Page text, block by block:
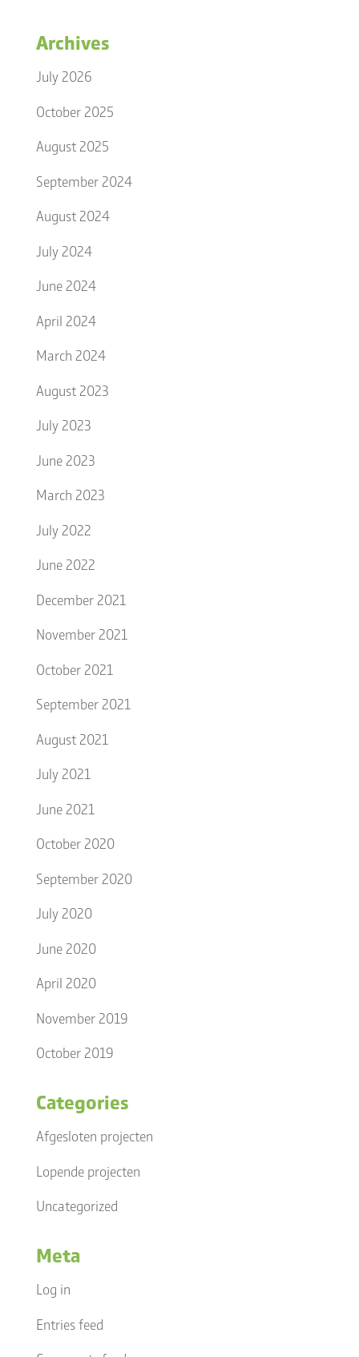
Archives
July 2026
October 2025
August 2025
September 2024
August 2024
July 2024
June 2024
April 2024
March 2024
August 2023
July 2023
June 2023
March 2023
July 2022
June 2022
December 2021
November 2021
October 2021
September 2021
August 2021
July 2021
June 2021
October 2020
September 2020
July 2020
June 2020
April 2020
November 2019
October 2019
Categories
Afgesloten projecten
Lopende projecten
Uncategorized
Meta
Log in
Entries feed